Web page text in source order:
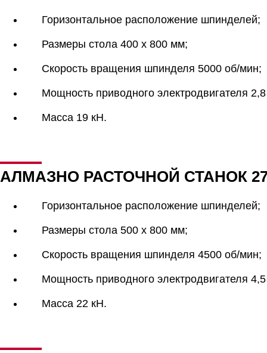
Горизонтальное расположение шпинделей;
Размеры стола 400 х 800 мм;
Скорость вращения шпинделя 5000 об/мин;
Мощность приводного электродвигателя 2,8
Масса 19 кН.
АЛМАЗНО РАСТОЧНОЙ СТАНОК
Горизонтальное расположение шпинделей;
Размеры стола 500 х 800 мм;
Скорость вращения шпинделя 4500 об/мин;
Мощность приводного электродвигателя 4,5
Масса 22 кН.